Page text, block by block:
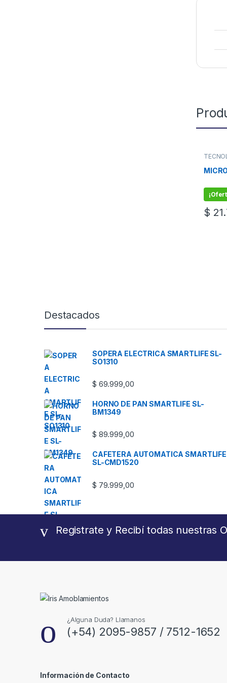
$
Destacados
SOPERA ELECTRICA SMARTLIFE SL-
SO1310
$ 69.999,00
HORNO DE PAN SMARTLIFE SL-
BM1349
$ 89.999,00
CAFETERA AUTOMATICA SMARTLIFE
SL-CMD1520
$ 79.999,00
Registrate y Recibí todas nuestras
¿Alguna Duda? Llamanos
(+54) 2095-9857 / 7512-1652
Información de Contacto